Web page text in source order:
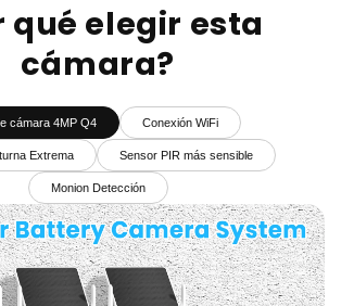
qué elegir esta
cámara?
cámara 4MP Q4 Conexión WiFi
Extrema Sensor PIR más sensible
Monion Detección